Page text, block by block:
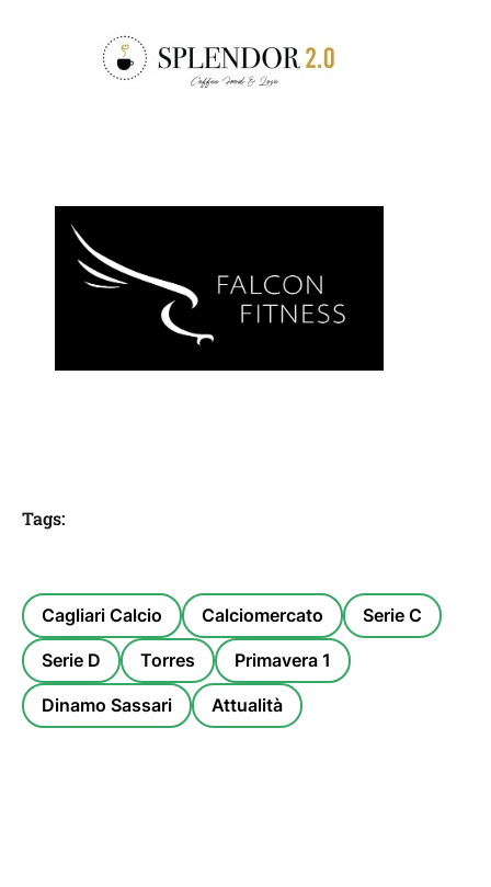
Tags:
Cagliari Calcio Calciomercato Serie C
Serie D Torres Primavera 1
Dinamo Sassari Attualità